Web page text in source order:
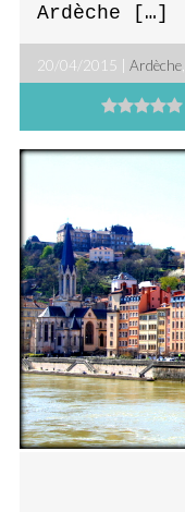
Ardèche […]
20/04/2015 |Ardèche